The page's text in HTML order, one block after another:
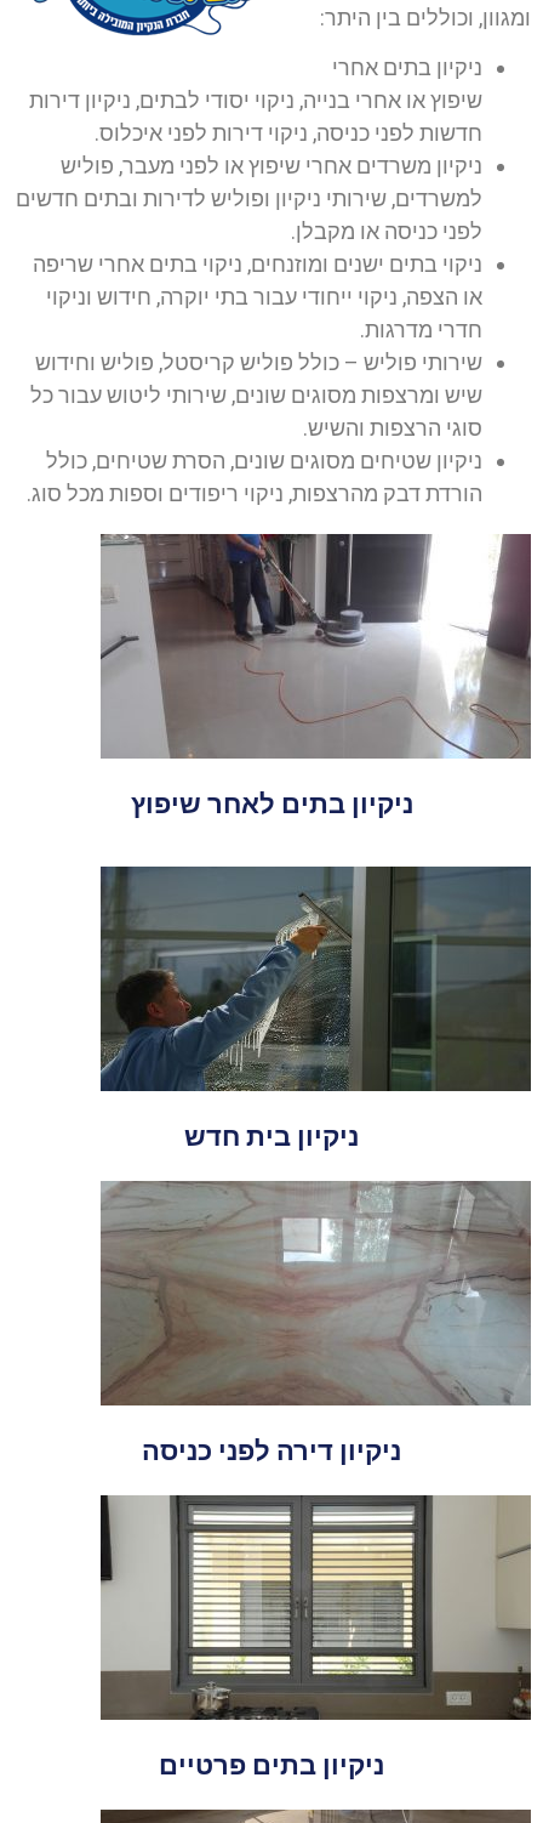
ומגוון, וכוללים בין היתר:
ניקיון בתים אחרי
שיפוץ או אחרי בנייה, ניקוי יסודי לבתים, ניקיון דירות
חדשות לפני כניסה, ניקוי דירות לפני איכלוס.
ניקיון משרדים אחרי שיפוץ או לפני מעבר, פוליש
למשרדים, שירותי ניקיון ופוליש לדירות ובתים חדשים
לפני כניסה או מקבלן.
ניקוי בתים ישנים ומוזנחים, ניקוי בתים אחרי שריפה
או הצפה, ניקוי ייחודי עבור בתי יוקרה, חידוש וניקוי
חדרי מדרגות.
שירותי פוליש – כולל פוליש קריסטל, פוליש וחידוש
שיש ומרצפות מסוגים שונים, שירותי ליטוש עבור כל
סוגי הרצפות והשיש.
ניקיון שטיחים מסוגים שונים, הסרת שטיחים, כולל
הורדת דבק מהרצפות, ניקוי ריפודים וספות מכל סוג.
ניקיון בתים לאחר שיפוץ
ניקיון בית חדש
ניקיון דירה לפני כניסה
ניקיון בתים פרטיים